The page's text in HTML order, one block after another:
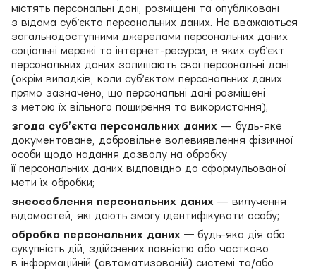
містять персональні дані, розміщені та опубліковані
з відома суб’єкта персональних даних. Не вважаються
загальнодоступними джерелами персональних даних
соціальні мережі та інтернет-ресурси, в яких суб’єкт
персональних даних залишають свої персональні дані
(окрім випадків, коли суб’єктом персональних даних
прямо зазначено, що персональні дані розміщені
з метою їх вільного поширення та використання);
згода суб’єкта персональних даних — будь-яке
документоване, добровільне волевиявлення фізичної
особи щодо надання дозволу на обробку
її персональних даних відповідно до сформульованої
мети їх обробки;
знеособлення персональних даних — вилучення
відомостей, які дають змогу ідентифікувати особу;
обробка персональних даних — будь-яка дія або
сукупність дій, здійснених повністю або частково
в інформаційній (автоматизованій) системі та/або